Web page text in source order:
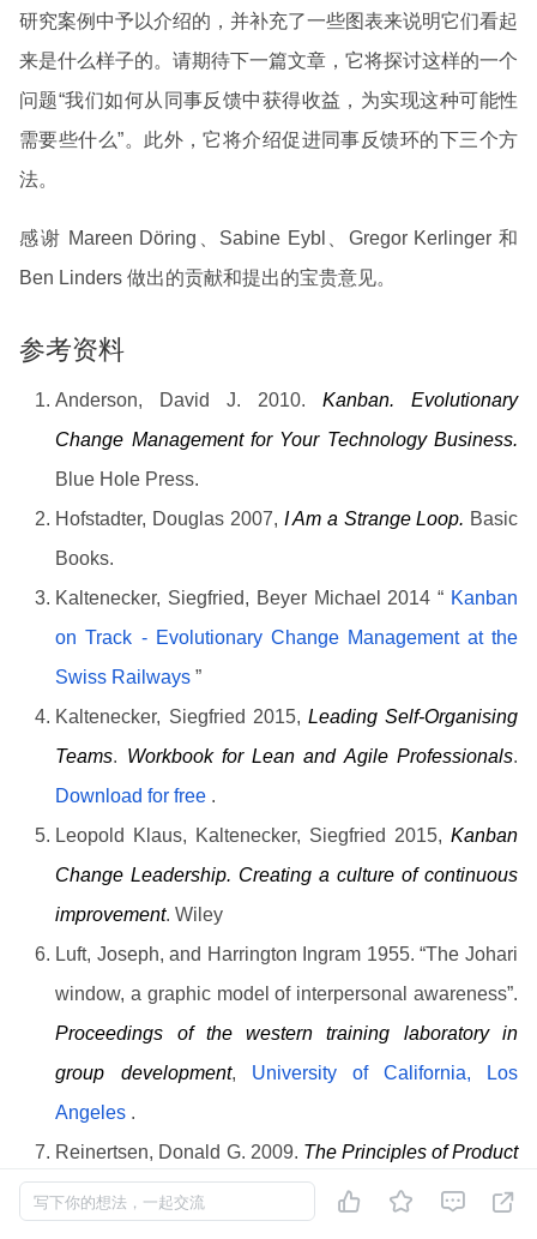
研究案例中予以介绍的，并补充了一些图表来说明它们看起
来是什么样子的。请期待下一篇文章，它将探讨这样的一个
问题“我们如何从同事反馈中获得收益，为实现这种可能性
需要些什么”。此外，它将介绍促进同事反馈环的下三个方
法。
感谢 Mareen Döring、Sabine Eybl、Gregor Kerlinger 和
Ben Linders 做出的贡献和提出的宝贵意见。
参考资料
Anderson, David J. 2010.Kanban.
Evolutionary
Change Management for Your Technology Business.
Blue Hole Press.
Hofstadter, Douglas 2007, I Am a Strange Loop. Basic
Books.
Kaltenecker, Siegfried, Beyer Michael 2014 “ Kanban
on Track - Evolutionary Change Management at the
Swiss Railways”
Kaltenecker, Siegfried 2015, Leading Self-Organising
Teams. Workbook for Lean and Agile Professionals.
Download for free .
Leopold Klaus, Kaltenecker, Siegfried 2015, Kanban
Change Leadership. Creating a culture of continuous
improvement. Wiley
Luft, Joseph, and Harrington Ingram 1955. “The Johari
window, a graphic model of interpersonal awareness”.
Proceedings of the western training laboratory in
group development, University of California, Los
Angeles .
Reinertsen, Donald G. 2009. The Principles of Product
Development Flow.
Celeritas Publishing.
写下你的想法，一起交流    